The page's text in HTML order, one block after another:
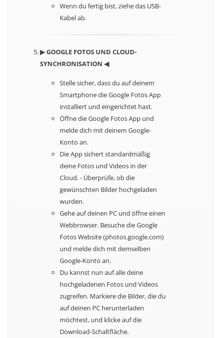
Wenn du fertig bist, ziehe das USB-
Kabel ab.
▶ GOOGLE FOTOS UND CLOUD-
SYNCHRONISATION ◀
Stelle sicher, dass du auf deinem
Smartphone die Google Fotos App
installiert und eingerichtet hast.
Öffne die Google Fotos App und
melde dich mit deinem Google-
Konto an.
Die App sichert standardmäßig
deine Fotos und Videos in der
Cloud. - Überprüfe, ob die
gewünschten Bilder hochgeladen
wurden.
Gehe auf deinen PC und öffne einen
Webbrowser. Besuche die Google
Fotos Website (photos.google.com)
und melde dich mit demselben
Google-Konto an.
Du kannst nun auf alle deine
hochgeladenen Fotos und Videos
zugreifen. Markiere die Bilder, die du
auf deinen PC herunterladen
möchtest, und klicke auf die
Download-Schaltfläche.